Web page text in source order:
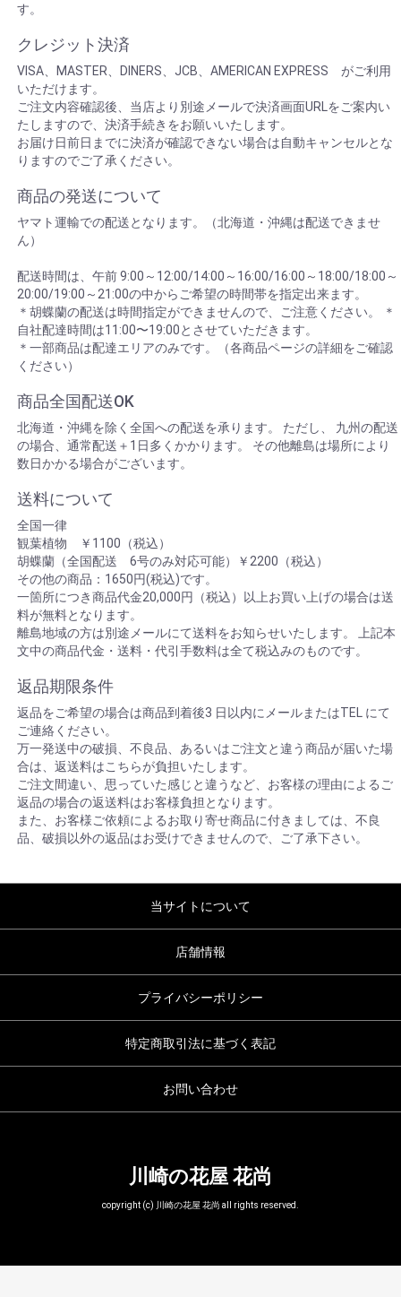
す。
クレジット決済
VISA、MASTER、DINERS、JCB、AMERICAN EXPRESS がご利用
いただけます。
ご注文内容確認後、当店より別途メールで決済画面URLをご案内い
たしますので、決済手続きをお願いいたします。
お届け日前日までに決済が確認できない場合は自動キャンセルとな
りますのでご了承ください。
商品の発送について
ヤマト運輸での配送となります。（北海道・沖縄は配送できませ
ん）
配送時間は、午前 9:00～12:00/14:00～16:00/16:00～18:00/18:00～
20:00/19:00～21:00の中からご希望の時間帯を指定出来ます。
＊胡蝶蘭の配送は時間指定ができませんので、ご注意ください。 ＊
自社配達時間は11:00〜19:00とさせていただきます。
＊一部商品は配達エリアのみです。（各商品ページの詳細をご確認
ください）
商品全国配送OK
北海道・沖縄を除く全国への配送を承ります。 ただし、 九州の配送
の場合、通常配送＋1日多くかかります。 その他離島は場所により
数日かかる場合がございます。
送料について
全国一律
観葉植物 ￥1100（税込）
胡蝶蘭（全国配送 6号のみ対応可能）￥2200（税込）
その他の商品：1650円(税込)です。
一箇所につき商品代金20,000円（税込）以上お買い上げの場合は送
料が無料となります。
離島地域の方は別途メールにて送料をお知らせいたします。 上記本
文中の商品代金・送料・代引手数料は全て税込みのものです。
返品期限条件
返品をご希望の場合は商品到着後3 日以内にメールまたはTEL にて
ご連絡ください。
万一発送中の破損、不良品、あるいはご注文と違う商品が届いた場
合は、返送料はこちらが負担いたします。
ご注文間違い、思っていた感じと違うなど、お客様の理由によるご
返品の場合の返送料はお客様負担となります。
また、お客様ご依頼によるお取り寄せ商品に付きましては、不良
品、破損以外の返品はお受けできませんので、ご了承下さい。
当サイトについて
店舗情報
プライバシーポリシー
特定商取引法に基づく表記
お問い合わせ
川崎の花屋 花尚
copyright (c) 川崎の花屋 花尚 all rights reserved.